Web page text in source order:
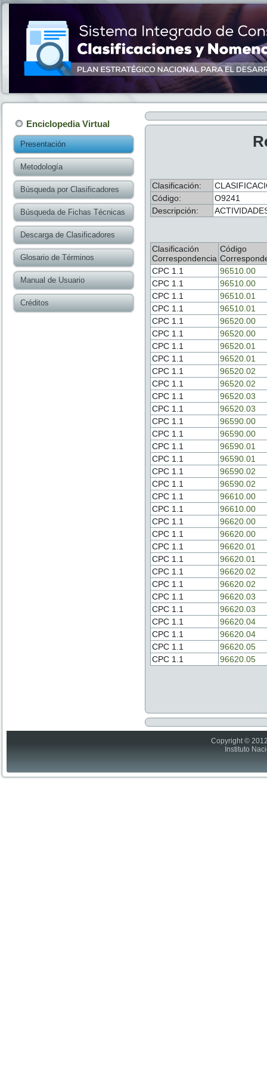
Enciclopedia Virtual
Presentación
Metodología
Búsqueda por Clasificadores
Búsqueda de Fichas Técnicas
Descarga de Clasificadores
Glosario de Términos
Manual de Usuario
Créditos
Clasificación:
Código:
O9241
Descripción:
Clasificación
Correspondencia
Código
CPC 1.1
96510.00
CPC 1.1
96510.00
CPC 1.1
96510.01
CPC 1.1
96510.01
CPC 1.1
96520.00
CPC 1.1
96520.00
CPC 1.1
96520.01
CPC 1.1
96520.01
CPC 1.1
96520.02
CPC 1.1
96520.02
CPC 1.1
96520.03
CPC 1.1
96520.03
CPC 1.1
96590.00
CPC 1.1
96590.00
CPC 1.1
96590.01
CPC 1.1
96590.01
CPC 1.1
96590.02
CPC 1.1
96590.02
CPC 1.1
96610.00
CPC 1.1
96610.00
CPC 1.1
96620.00
CPC 1.1
96620.00
CPC 1.1
96620.01
CPC 1.1
96620.01
CPC 1.1
96620.02
CPC 1.1
96620.02
CPC 1.1
96620.03
CPC 1.1
96620.03
CPC 1.1
96620.04
CPC 1.1
96620.04
CPC 1.1
96620.05
CPC 1.1
96620.05
Copyright ©
Instituto